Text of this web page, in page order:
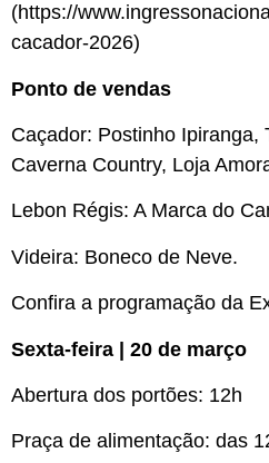
(https://
cacador-2026)
Ponto de vendas
Caçador: Postinho Ipiranga,
Caverna Country, Loja
Lebon Régis: A Marca do
Videira: Boneco de Neve.
Confira a programação da
Sexta-feira | 20 de março
Abertura dos portões: 12h
Praça de alimentação: das